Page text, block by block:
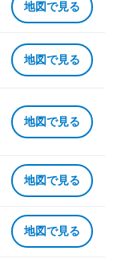
地図で見る
地図で見る
地図で見る
地図で見る
地図で見る